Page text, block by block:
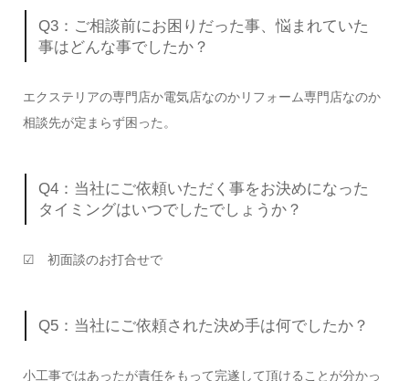
Q3：ご相談前にお困りだった事、悩まれていた
事はどんな事でしたか？
エクステリアの専門店か電気店なのかリフォーム専門店なのか
相談先が定まらず困った。
Q4：当社にご依頼いただく事をお決めになった
タイミングはいつでしたでしょうか？
☑ 初面談のお打合せで
Q5：当社にご依頼された決め手は何でしたか？
小工事ではあったが責任をもって完遂して頂けることが分かっ